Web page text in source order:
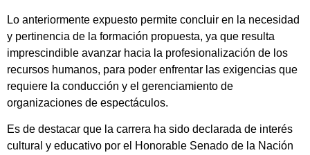
Lo anteriormente expuesto permite concluir en la necesidad
y pertinencia de la formación propuesta, ya que resulta
imprescindible avanzar hacia la profesionalización de los
recursos humanos, para poder enfrentar las exigencias que
requiere la conducción y el gerenciamiento de
organizaciones de espectáculos.
Es de destacar que la carrera ha sido declarada de interés
cultural y educativo por el Honorable Senado de la Nación